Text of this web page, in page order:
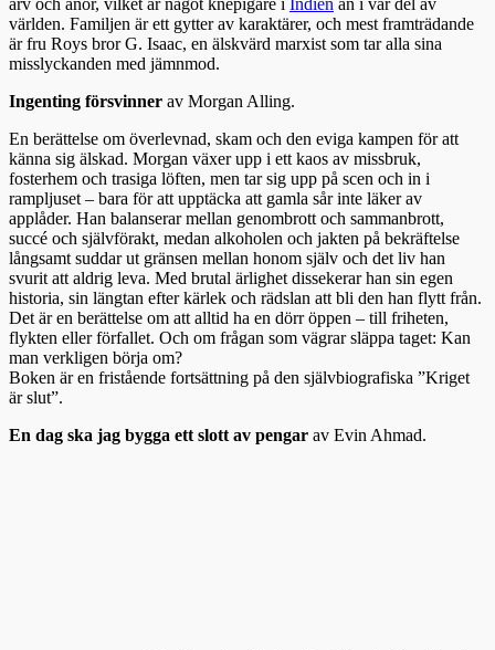
världen. Familjen är ett gytter av karaktärer, och mest framträdande
är fru Roys bror G. Isaac, en älskvärd marxist som tar alla sina
misslyckanden med jämnmod.
Ingenting försvinner av Morgan Alling.
En berättelse om överlevnad, skam och den eviga kampen för att
känna sig älskad. Morgan växer upp i ett kaos av missbruk,
fosterhem och trasiga löften, men tar sig upp på scen och in i
rampljuset – bara för att upptäcka att gamla sår inte läker av
applåder. Han balanserar mellan genombrott och sammanbrott,
succé och självförakt, medan alkoholen och jakten på bekräftelse
långsamt suddar ut gränsen mellan honom själv och det liv han
svurit att aldrig leva. Med brutal ärlighet dissekerar han sin egen
historia, sin längtan efter kärlek och rädslan att bli den han flytt från.
Det är en berättelse om att alltid ha en dörr öppen – till friheten,
flykten eller förfallet. Och om frågan som vägrar släppa taget: Kan
man verkligen börja om?
Boken är en fristående fortsättning på den självbiografiska ”Kriget
är slut”.
En dag ska jag bygga ett slott av pengar av Evin Ahmad.